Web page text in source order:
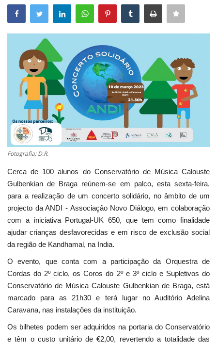
Contactos
Sobre Nós
Educação
Estatuto Editorial
Saúde
Ficha técnica
Cultura
Lazer
Ambiente
Fotografia: D.R.
Cerca de 100 alunos do Conservatório de Música Calouste
Gulbenkian de Braga reúnem-se em palco, esta sexta-feira,
para a realização de um concerto solidário, no âmbito de um
projecto da ANDI - Associação Novo Diálogo, em colaboração
com a iniciativa Portugal-UK 650, que tem como finalidade
ajudar crianças desfavorecidas e em risco de exclusão social
da região de Kandhamal, na India.
O evento, que conta com a participação da Orquestra de
Cordas do 2º ciclo, os Coros do 2º e 3º ciclo e Supletivos do
Conservatório de Música Calouste Gulbenkian de Braga, está
marcado para as 21h30 e terá lugar no Auditório Adelina
Caravana, nas instalações da instituição.
Os bilhetes podem ser adquiridos na portaria do Conservatório
e têm o custo unitário de €2,00, revertendo a totalidade das